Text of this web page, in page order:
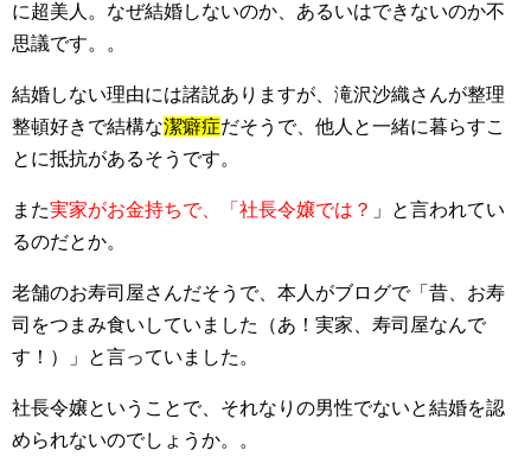
に超美人。なぜ結婚しないのか、あるいはできないのか不
思議です。。
結婚しない理由には諸説ありますが、滝沢沙織さんが整理
整頓好きで結構な潔癖症だそうで、他人と一緒に暮らすこ
とに抵抗があるそうです。
また実家がお金持ちで、「 社長令嬢では？ 」と言われてい
るのだとか。
老舗のお寿司屋さんだそうで、本人がブログで「昔、お寿
司をつまみ食いしていました（あ！実家、寿司屋なんで
す！）」と言っていました。
社長令嬢ということで、それなりの男性でないと結婚を認
められないのでしょうか。。